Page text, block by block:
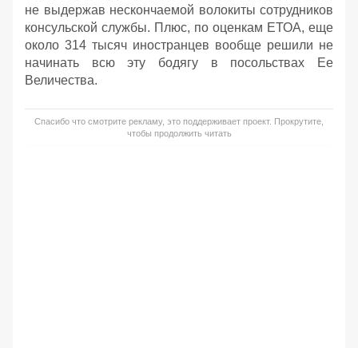
не выдержав нескончаемой волокиты сотрудников
консульской службы. Плюс, по оценкам ЕТОА, еще
около 314 тысяч иностранцев вообще решили не
начинать всю эту бодягу в посольствах Ее
Величества.
Спасибо что смотрите рекламу, это поддерживает проект. Прокрутите,
чтобы продолжить читать